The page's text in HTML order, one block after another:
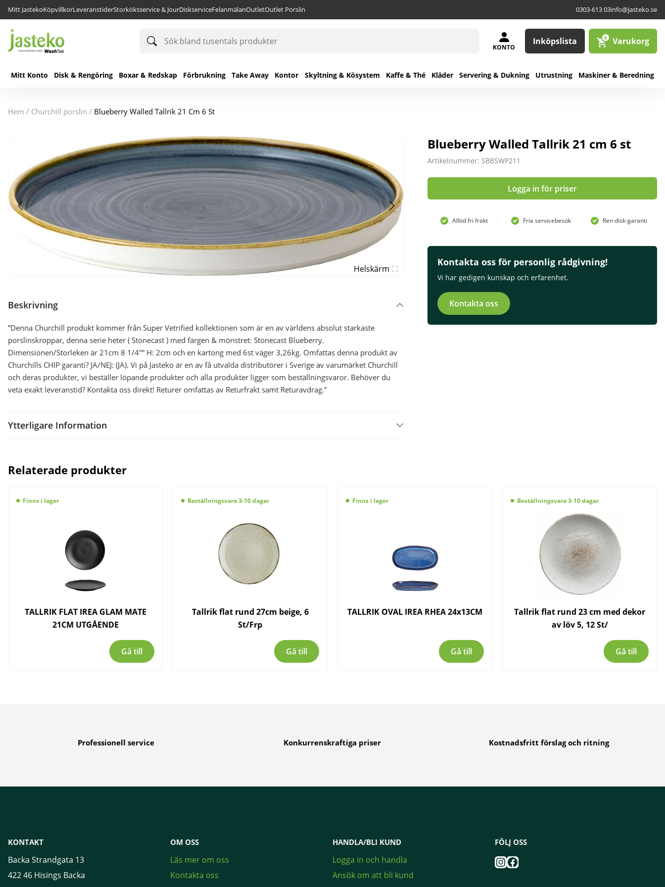
Mitt JastekoKöpvillkorLeveranstiderStorköksservice & JourDiskserviceFelanmälanOutletOutlet Porslin 0303-613 03info@jasteko.se
Sök
bland
produkter
KONTO
Inköpslista 0 Varukorg
Mitt Konto Disk & Rengöring Boxar & Redskap Förbrukning Take Away Kontor Skyltning & Kösystem Kaffe & Thé Kläder Servering & Dukning Utrustning Maskiner & Beredning
hem / churchill porslin / Blueberry Walled Tallrik 21 Cm 6 St
Helskärm
Blueberry Walled Tallrik 21 cm 6 st
Artikelnummer: SBBSWP211
Logga in för priser
Alltid fri frakt Fria servicebesök Ren disk-garanti
Kontakta oss för personlig rådgivning!
Vi har gedigen kunskap och erfarenhet.
Kontakta oss
Beskrivning
”Denna Churchill produkt kommer från Super Vetrified kollektionen som är en av världens absolut starkaste
porslinskroppar, denna serie heter ( Stonecast ) med färgen & mönstret: Stonecast Blueberry.
Dimensionen/Storleken är 21cm 8 1/4″” H: 2cm och en kartong med 6st väger 3,26kg. Omfattas denna produkt av
Churchills CHIP garanti? JA/NEJ: (JA). Vi på Jasteko är en av få utvalda distributörer i Sverige av varumärket Churchill
och deras produkter, vi beställer löpande produkter och alla produkter ligger som beställningsvaror. Behöver du
veta exakt leveranstid? Kontakta oss direkt! Returer omfattas av Returfrakt samt Returavdrag.”
Ytterligare Information
Relaterade produkter
Finns i lager
TALLRIK FLAT IREA GLAM MATE
21CM UTGÅENDE
Gå till
Beställningsvara 3-10 dagar
Tallrik flat rund 27cm beige, 6
St/Frp
Gå till
Finns i lager
TALLRIK OVAL IREA RHEA 24x13CM
Gå till
Beställningsvara 3-10 dagar
Tallrik flat rund 23 cm med dekor
av löv 5, 12 St/
Gå till
Professionell service Konkurrenskraftiga priser Kostnadsfritt förslag och ritning
KONTAKT
Backa Strandgata 13
422 46 Hisings Backa
OM OSS
Läs mer om oss
Kontakta oss
HANDLA/BLI KUND
Logga in och handla
Ansök om att bli kund
FÖLJ OSS
Instagram
Facebook